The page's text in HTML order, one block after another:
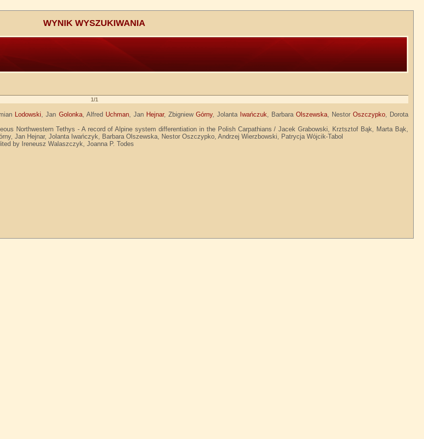
WYNIK WYSZUKIWANIA
1/1
Lodowski, Jan Golonka, Alfred Uchman, Jan Hejnar, Zbigniew Górny, Jolanta Iwańczuk, Barbara Olszewska, Nestor Oszczypko, Dorota
Northwestern Tethys - A record of Alpine system differentiation in the Polish Carpathians / Jacek Grabowski, Krztsztof Bąk, Marta Bąk,
Jan Hejnar, Jolanta Iwańczyk, Barbara Olszewska, Nestor Oszczypko, Andrzej Wierzbowski, Patrycja Wójcik-Tabol
by Ireneusz Walaszczyk, Joanna P. Todes